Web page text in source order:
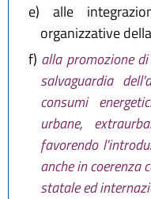
e) alle
organizzative
f) alla promozione
salvaguardia
consumi
urbane,
favorendo
anche in coerenza
statale ed